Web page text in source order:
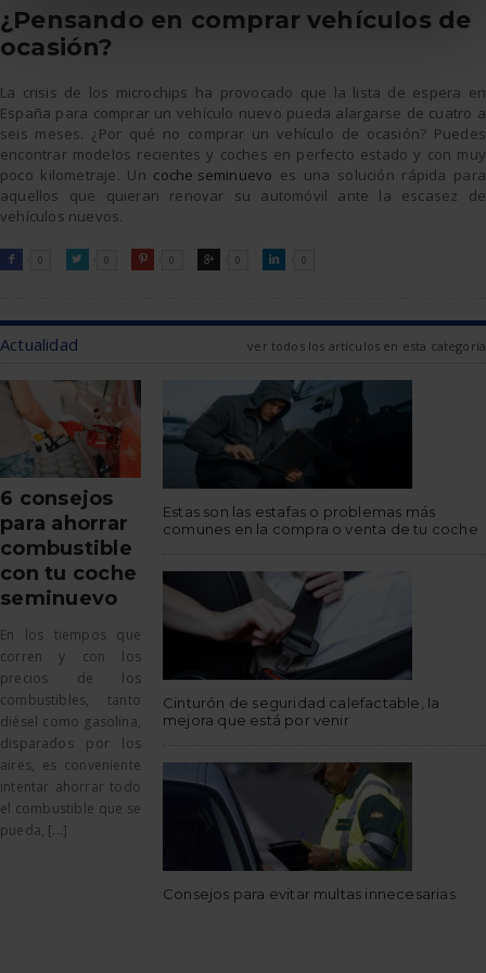
¿Pensando en comprar vehículos de
ocasión?
La crisis de los microchips ha provocado que la lista de espera en
España para comprar un vehículo nuevo pueda alargarse de cuatro a
seis meses. ¿Por qué no comprar un vehículo de ocasión? Puedes
encontrar modelos recientes y coches en perfecto estado y con muy
poco kilometraje. Un coche seminuevo es una solución rápida para
aquellos que quieran renovar su automóvil ante la escasez de
vehículos nuevos.

FACEBOOK
0 
TWITTER0 
PINTEREST
0 
GOOGLE0 
LINKEDIN
0
Actualidad ver todos los artículos en esta categoría
6 consejos
para ahorrar
combustible
con tu coche
seminuevo
En los tiempos que
corren y con los
precios de los
combustibles, tanto
diésel como gasolina,
disparados por los
aires, es conveniente
intentar ahorrar todo
el combustible que se
pueda, [...]
Estas son las estafas o problemas más
comunes en la compra o venta de tu coche
Cinturón de seguridad calefactable, la
mejora que está por venir
Consejos para evitar multas innecesarias